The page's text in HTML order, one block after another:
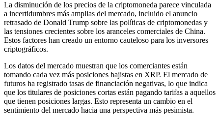
La disminución de los precios de la criptomoneda parece vinculada
a incertidumbres más amplias del mercado, incluido el anuncio
retrasado de Donald Trump sobre las políticas de criptomonedas y
las tensiones crecientes sobre los aranceles comerciales de China.
Estos factores han creado un entorno cauteloso para los inversores
criptográficos.
Los datos del mercado muestran que los comerciantes están
tomando cada vez más posiciones bajistas en XRP. El mercado de
futuros ha registrado tasas de financiación negativas, lo que indica
que los titulares de posiciones cortas están pagando tarifas a aquellos
que tienen posiciones largas. Esto representa un cambio en el
sentimiento del mercado hacia una perspectiva más pesimista.